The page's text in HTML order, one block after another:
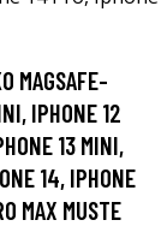
MAGSAFE-
IPHONE 12
13 MINI,
14, IPHONE
MAX MUSTE